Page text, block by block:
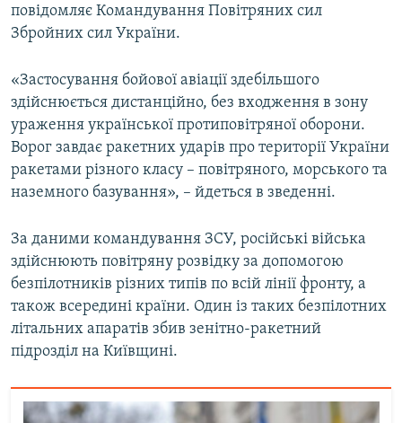
повідомляє Командування Повітряних сил
Збройних сил України.
«Застосування бойової авіації здебільшого
здійснюється дистанційно, без входження в зону
ураження української протиповітряної оборони.
Ворог завдає ракетних ударів про території України
ракетами різного класу – повітряного, морського та
наземного базування», – йдеться в зведенні.
За даними командування ЗСУ, російські війська
здійснюють повітряну розвідку за допомогою
безпілотників різних типів по всій лінії фронту, а
також всередині країни. Один із таких безпілотних
літальних апаратів збив зенітно-ракетний
підрозділ на Київщині.